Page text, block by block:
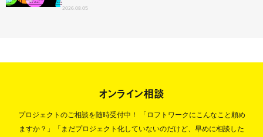
2026.08.05
オンライン相談
プロジェクトのご相談を随時受付中！
「ロフトワークにこんなこと頼め
ますか？」「まだプロジェクト化していないのだけど、早めに相談した